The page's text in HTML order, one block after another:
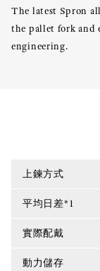
The latest Spron
the pallet fork and
engineering.
上鍊方式
平均日差*1
實際配戴
動力儲存